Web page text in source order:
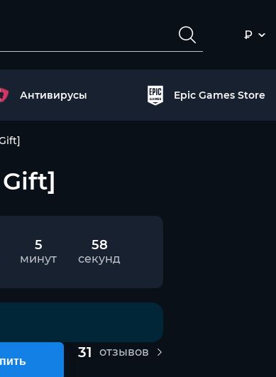
₽
Антивирусы Epic Games Store
5
минут
57
секунд
31 отзывов